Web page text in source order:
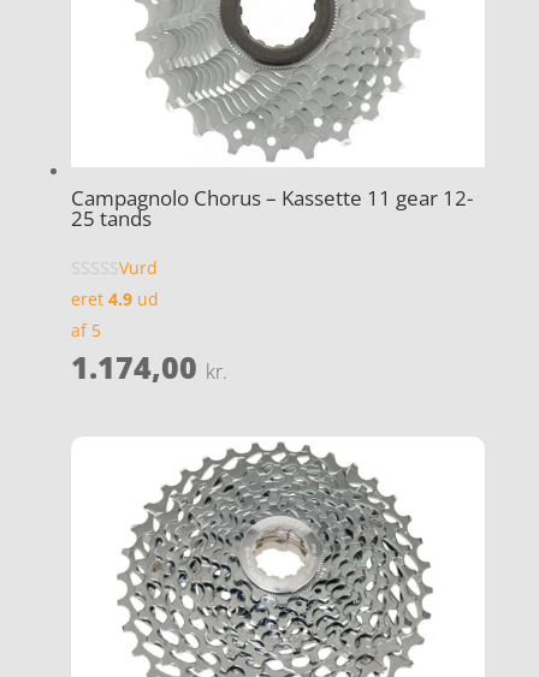
Campagnolo Chorus – Kassette 11 gear 12-
25 tands
Vurd
eret 4.9ud
af 5
1.174,00 kr.